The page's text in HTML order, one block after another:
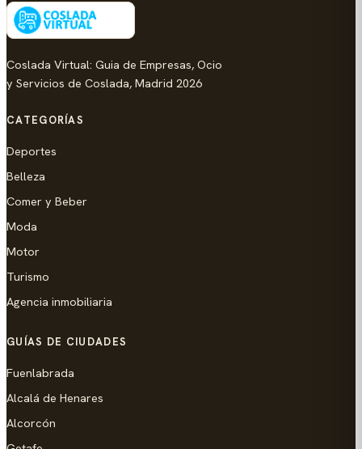
Coslada Virtual: Guia de Empresas, Ocio
y Servicios de Coslada, Madrid 2026
CATEGORÍAS
Deportes
Belleza
Comer y Beber
Moda
Motor
Turismo
Agencia inmobiliaria
GUÍAS DE CIUDADES
Fuenlabrada
Alcalá de Henares
Alcorcón